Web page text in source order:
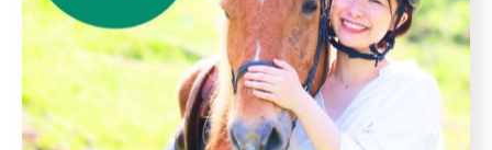
カテゴリー
Categories